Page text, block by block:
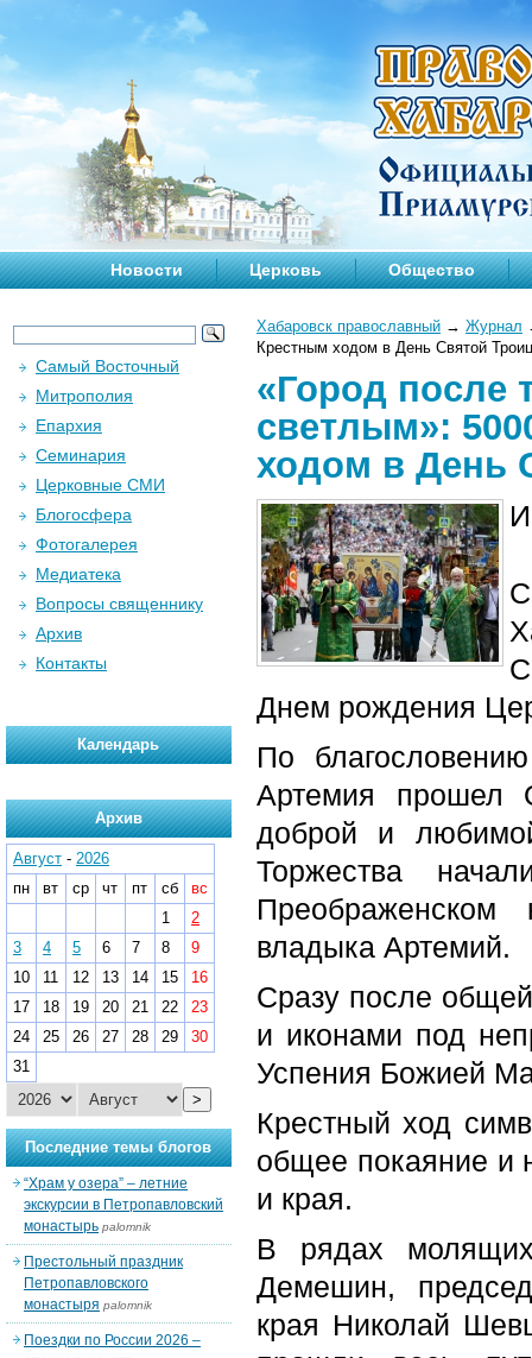
Новости Церковь Общество
Хабаровск православный → Журнал
Крестным ходом в День Святой
«Город после
светлым»:
ходом в День
Днем рождения
По
Артемия прошел
доброй и
Торжества
Преображенском
владыка Артемий.
Сразу после
и иконами под
Успения Божией
Крестный ход
общее покаяние и
и края.
В рядах
Демешин,
края Николай
Самый Восточный
Митрополия
Епархия
Семинария
Церковные СМИ
Блогосфера
Фотогалерея
Медиатека
Вопросы священнику
Архив
Контакты
Календарь
Архив
Август - 2026
пн
вт ср чт пт сб
вс
1
2
3
4 5 6 7 8
9
10
11 12 13 14 15
16
17
18 19 20 21 22
23
24
25 26 27 28 29
30
31
>
Последние темы блогов
“Храм у озера” – летние
экскурсии в Петропавловский
монастырь palomnik
Престольный праздник
Петропавловского
монастыря palomnik
Поездки по России 2026 –